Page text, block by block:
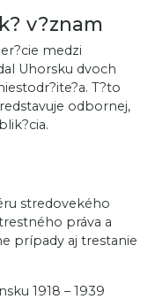
v?znam
medzi
Uhorsku dvoch
T?to
odbornej,
stredovekého
práva a
prípady aj trestanie